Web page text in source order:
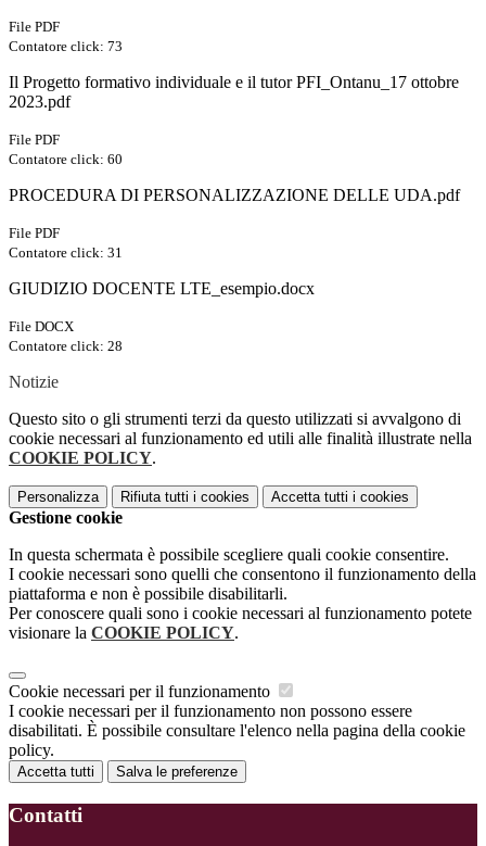
File PDF
Contatore click: 73
Il Progetto formativo individuale e il tutor PFI_Ontanu_17 ottobre
2023.pdf
File PDF
Contatore click: 60
PROCEDURA DI PERSONALIZZAZIONE DELLE UDA.pdf
File PDF
Contatore click: 31
GIUDIZIO DOCENTE LTE_esempio.docx
File DOCX
Contatore click: 28
Notizie
Questo sito o gli strumenti terzi da questo utilizzati si avvalgono di
cookie necessari al funzionamento ed utili alle finalità illustrate nella
COOKIE POLICY.
Personalizza Rifiuta tutti i cookies Accetta tutti i cookies
Gestione cookie
In questa schermata è possibile scegliere quali cookie consentire.
I cookie necessari sono quelli che consentono il funzionamento della
piattaforma e non è possibile disabilitarli.
Per conoscere quali sono i cookie necessari al funzionamento potete
visionare la COOKIE POLICY.
Cookie necessari per il funzionamento
I cookie necessari per il funzionamento non possono essere
disabilitati. È possibile consultare l'elenco nella pagina della cookie
policy.
Accetta tutti Salva le preferenze
Contatti